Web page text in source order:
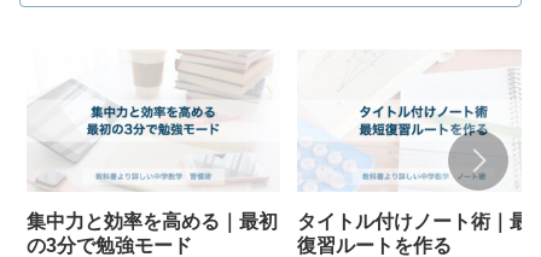
集中力と効率を高める｜最初
の3分で勉強モード
タイトル付けノート術｜最
復習ルートを作る